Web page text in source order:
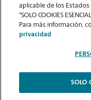
VER LA
2026.
The UPS Store | Aviso de
aplicable de los
"SOLO COOKIES
Para más información,
privacidad
SOLO